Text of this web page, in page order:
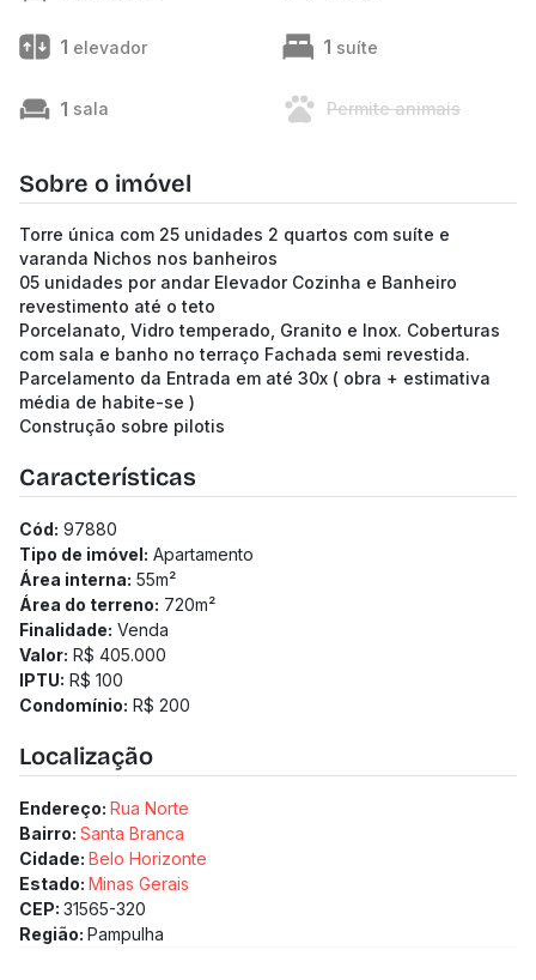
1 elevador 1 suíte
1 sala Permite animais
Sobre o imóvel
Torre única com 25 unidades 2 quartos com suíte e
varanda Nichos nos banheiros
05 unidades por andar Elevador Cozinha e Banheiro
revestimento até o teto
Porcelanato, Vidro temperado, Granito e Inox. Coberturas
com sala e banho no terraço Fachada semi revestida.
Parcelamento da Entrada em até 30x ( obra + estimativa
média de habite-se )
Construção sobre pilotis
Características
Cód: 97880
Tipo de imóvel: Apartamento
Área interna: 55m²
Área do terreno: 720m²
Finalidade: Venda
Valor: R$ 405.000
IPTU: R$ 100
Condomínio: R$ 200
Localização
Endereço: Rua Norte
Bairro: Santa Branca
Cidade: Belo Horizonte
Estado: Minas Gerais
CEP: 31565-320
Região: Pampulha